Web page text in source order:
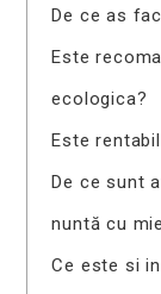
De ce as
Este
ecologica?
Este
De ce sunt
nuntă cu
Ce este si